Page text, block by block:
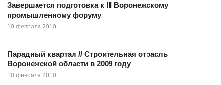
Завершается подготовка к III Воронежскому
промышленному форуму
10 февраля 2010
Парадный квартал // Строительная отрасль
Воронежской области в 2009 году
10 февраля 2010